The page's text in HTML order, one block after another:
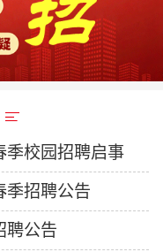
季校园招聘启事
季招聘公告
聘公告